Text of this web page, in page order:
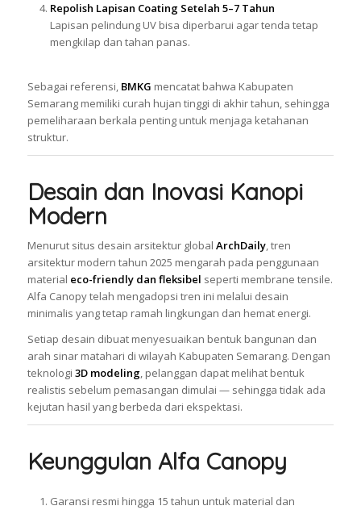
Repolish Lapisan Coating Setelah 5–7 Tahun
Lapisan pelindung UV bisa diperbarui agar tenda tetap
mengkilap dan tahan panas.
Sebagai referensi, BMKG mencatat bahwa Kabupaten
Semarang memiliki curah hujan tinggi di akhir tahun, sehingga
pemeliharaan berkala penting untuk menjaga ketahanan
struktur.
Desain dan Inovasi Kanopi
Modern
Menurut situs desain arsitektur global ArchDaily, tren
arsitektur modern tahun 2025 mengarah pada penggunaan
material eco-friendly dan fleksibel seperti membrane tensile.
Alfa Canopy telah mengadopsi tren ini melalui desain
minimalis yang tetap ramah lingkungan dan hemat energi.
Setiap desain dibuat menyesuaikan bentuk bangunan dan
arah sinar matahari di wilayah Kabupaten Semarang. Dengan
teknologi 3D modeling, pelanggan dapat melihat bentuk
realistis sebelum pemasangan dimulai — sehingga tidak ada
kejutan hasil yang berbeda dari ekspektasi.
Keunggulan Alfa Canopy
Garansi resmi hingga 15 tahun untuk material dan